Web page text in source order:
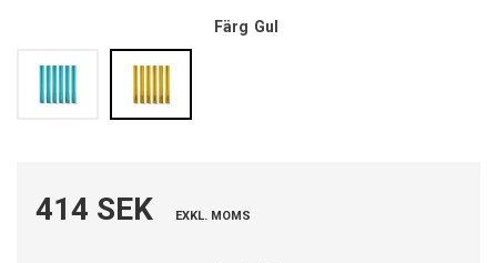
Färg Gul
414 SEK EXKL. MOMS